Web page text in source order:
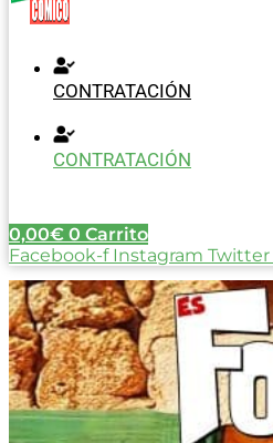
CONTRATACIÓN
CONTRATACIÓN
0,00€ 0 Carrito
Facebook-f Instagram Twitter